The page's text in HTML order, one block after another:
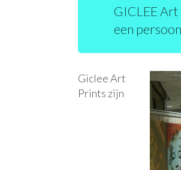
GICLEE
een
Giclee Art
Prints zijn